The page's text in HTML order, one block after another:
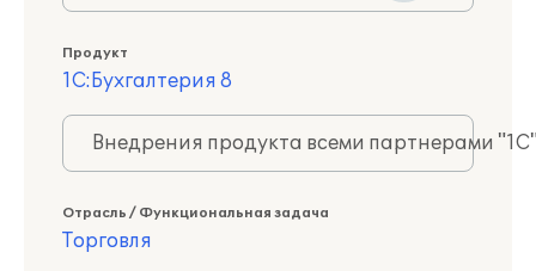
Продукт
1С:Бухгалтерия 8
Внедрения продукта всеми партнерами
Отрасль / Функциональная задача
Торговля